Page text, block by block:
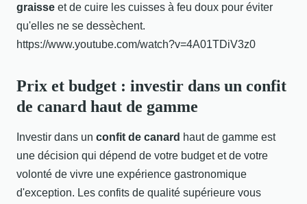
graisse et de cuire les cuisses à feu doux pour éviter
qu'elles ne se dessèchent.
https://www.youtube.com/watch?v=4A01TDiV3z0
Prix et budget : investir dans un confit
de canard haut de gamme
Investir dans un confit de canard haut de gamme est
une décision qui dépend de votre budget et de votre
volonté de vivre une expérience gastronomique
d'exception. Les confits de qualité supérieure vous